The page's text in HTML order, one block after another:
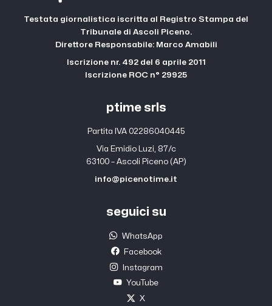
Testata giornalistica iscritta al Registro Stampa del
Tribunale di Ascoli Piceno.
Direttore Responsabile: Marco Amabili
Iscrizione nr. 492 del 6 aprile 2011
Iscrizione ROC n° 29925
ptime srls
Partita IVA 02286040445
Via Emidio Luzi, 87/c
63100 – Ascoli Piceno (AP)
info@picenotime.it
seguici su
WhatsApp
Facebook
Instagram
YouTube
X